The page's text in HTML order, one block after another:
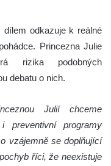
odkazuje k reálné
Princezna Julie
rizika podobných
debatu o nich.
Julií chceme
preventivní programy
vzájemně se doplňující
říci, že neexistuje